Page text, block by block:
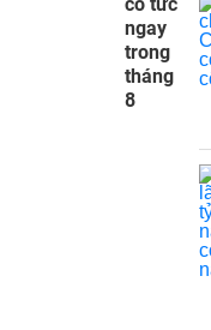
ngay
trong
tháng
8